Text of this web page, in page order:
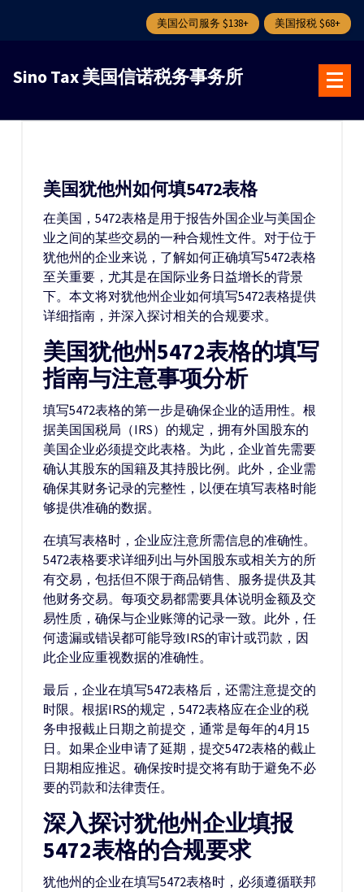
美国公司服务 $138+ 美国报税 $68+
Sino Tax 美国信诺税务事务所
美国犹他州如何填5472表格
在美国，5472表格是用于报告外国企业与美国企
业之间的某些交易的一种合规性文件。对于位于
犹他州的企业来说，了解如何正确填写5472表格
至关重要，尤其是在国际业务日益增长的背景
下。本文将对犹他州企业如何填写5472表格提供
详细指南，并深入探讨相关的合规要求。
美国犹他州5472表格的填写
指南与注意事项分析
填写5472表格的第一步是确保企业的适用性。根
据美国国税局（IRS）的规定，拥有外国股东的
美国企业必须提交此表格。为此，企业首先需要
确认其股东的国籍及其持股比例。此外，企业需
确保其财务记录的完整性，以便在填写表格时能
够提供准确的数据。
在填写表格时，企业应注意所需信息的准确性。
5472表格要求详细列出与外国股东或相关方的所
有交易，包括但不限于商品销售、服务提供及其
他财务交易。每项交易都需要具体说明金额及交
易性质，确保与企业账簿的记录一致。此外，任
何遗漏或错误都可能导致IRS的审计或罚款，因
此企业应重视数据的准确性。
最后，企业在填写5472表格后，还需注意提交的
时限。根据IRS的规定，5472表格应在企业的税
务申报截止日期之前提交，通常是每年的4月15
日。如果企业申请了延期，提交5472表格的截止
日期相应推迟。确保按时提交将有助于避免不必
要的罚款和法律责任。
深入探讨犹他州企业填报
5472表格的合规要求
犹他州的企业在填写5472表格时，必须遵循联邦